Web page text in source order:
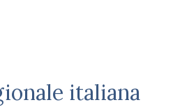
italiana